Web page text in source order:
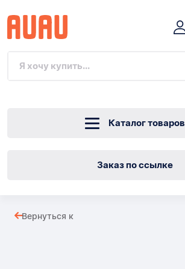
Каталог товаров
Заказ по ссылке
Вернуться к